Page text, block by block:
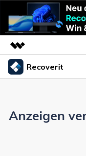
Top-Produkte
Überblick
Über uns
Recoverit
Funktionen
Anzeigen